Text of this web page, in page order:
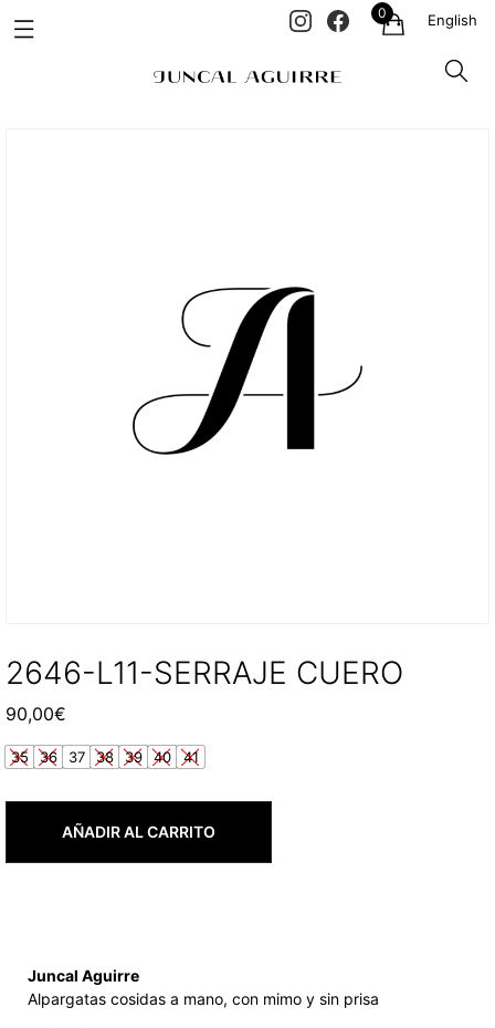
0 English
2646-L11-SERRAJE CUERO
90,00€
35 36 37 38 39 40 41
AÑADIR AL CARRITO
Juncal Aguirre
Alpargatas cosidas a mano, con mimo y sin prisa